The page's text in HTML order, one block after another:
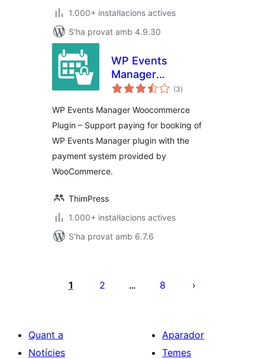
1.000+ instal·lacions actives
S'ha provat amb 4.9.30
WP Events
Manager
WooCommerce
(3puntuacions
totals
)
WP Events Manager Woocommerce
Plugin – Support paying for booking of
WP Events Manager plugin with the
payment system provided by
WooCommerce.
ThimPress
1.000+ instal·lacions actives
S'ha provat amb 6.7.6
1 2 … 8
Quant a
Notícies
Aparador
Temes